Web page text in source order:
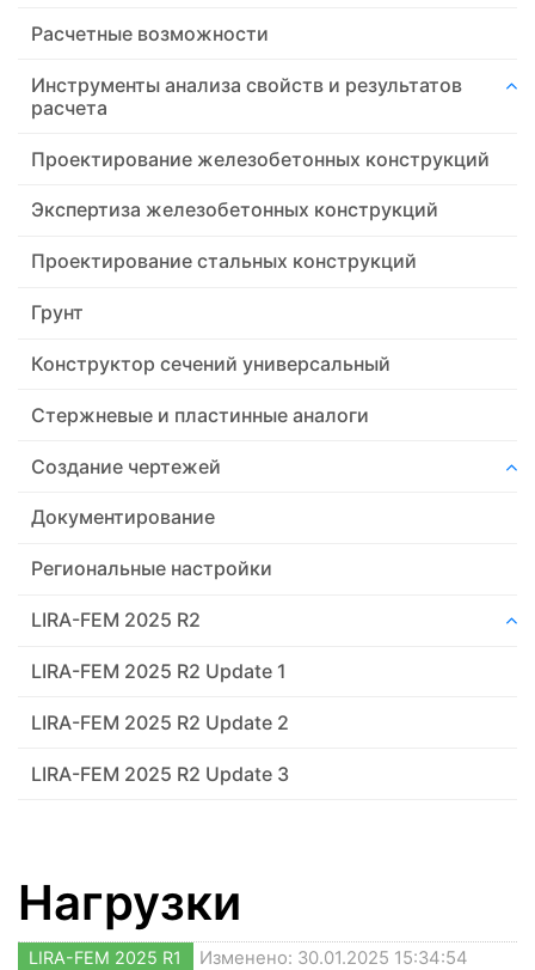
Расчетные возможности
Инструменты анализа свойств и результатов
расчета
Проектирование железобетонных конструкций
Экспертиза железобетонных конструкций
Проектирование стальных конструкций
Грунт
Конструктор сечений универсальный
Стержневые и пластинные аналоги
Создание чертежей
Документирование
Региональные настройки
LIRA-FEM 2025 R2
LIRA-FEM 2025 R2 Update 1
LIRA-FEM 2025 R2 Update 2
LIRA-FEM 2025 R2 Update 3
Нагрузки
LIRA-FEM 2025 R1 Изменено: 30.01.2025 15:34:54